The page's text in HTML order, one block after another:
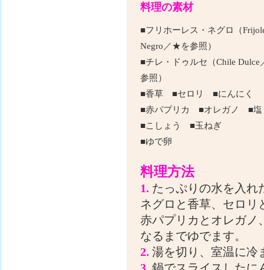
料理の素材
■フリホーレス・ネグロ（
Negro／★を参照）
■チレ・ドゥルセ（Chile
参照）
■香草 ■セロリ ■にんにく
■赤パプリカ ■オレガノ ■
■こしょう ■玉ねぎ
■ゆで卵
料理方法
1. たっぷりの水を入れ
ネグロと香草、セロリ
赤パプリカとオレガノ
なるまでゆでます。
2. 湯を切り、室温に